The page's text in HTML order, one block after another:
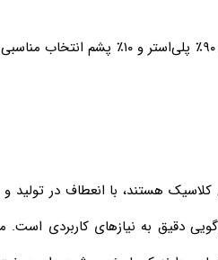
برای پروژه‌هایی که نیاز به ظاهر رسمی
هستند، با انعطاف در تولید
دقیق به نیازهای کاربردی